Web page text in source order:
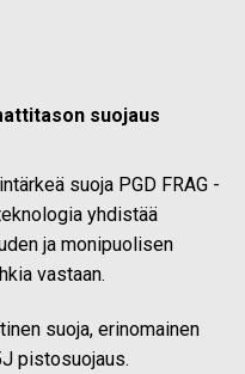
suojaus
suoja PGD FRAG -
yhdistää
ja monipuolisen
vastaan.
suoja, erinomainen
pistosuojaus.